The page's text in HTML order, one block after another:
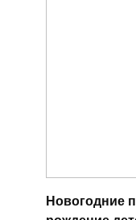
Новогодние